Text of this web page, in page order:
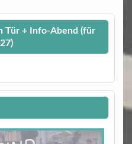
Tür + Info-Abend (für